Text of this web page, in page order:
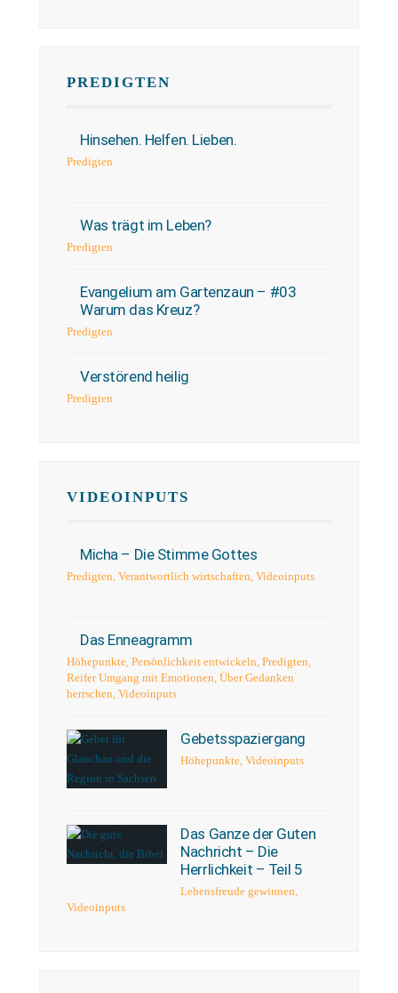
PREDIGTEN
Hinsehen. Helfen. Lieben.
Predigten
Was trägt im Leben?
Predigten
Evangelium am Gartenzaun – #03
Warum das Kreuz?
Predigten
Verstörend heilig
Predigten
VIDEOINPUTS
Micha – Die Stimme Gottes
Predigten, Verantwortlich wirtschaften, Videoinputs
Das Enneagramm
Höhepunkte, Persönlichkeit entwickeln, Predigten,
Reifer Umgang mit Emotionen, Über Gedanken
herrschen, Videoinputs
Gebetsspaziergang
Höhepunkte,Videoinputs
Das Ganze der Guten
Nachricht – Die
Herrlichkeit – Teil 5
Lebensfreude gewinnen,
Videoinputs